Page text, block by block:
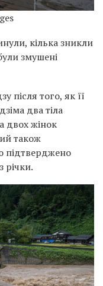
кілька зникли
змушені
після того, як її
два тіла
двох жінок
також
підтверджено
річки.